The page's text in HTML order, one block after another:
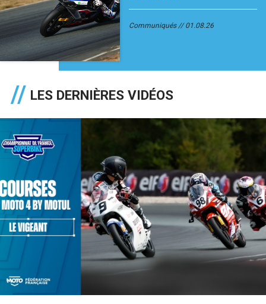
Communiqués 01.08.26
LES DERNIÈRES VIDÉOS